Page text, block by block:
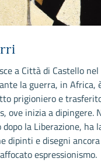
a Città di Castello
la guerra, in Africa,
prigioniero e
ove inizia a dipingere.
dopo la Liberazione, ha
dipinti e disegni
espressionismo.